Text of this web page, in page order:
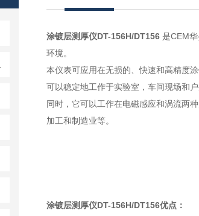
涂镀层测厚仪DT-156H/DT156是CEM华
环境。
本仪表可应用在无损的、快速和高精度
可以稳定地工作于实验室，车间现场和户
同时，它可以工作在电磁感应和涡流两
加工和制造业等。
涂镀层测厚仪DT-156H/DT156优点：